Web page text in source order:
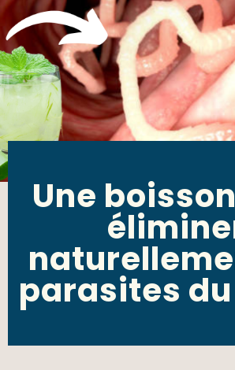
Une
parasites